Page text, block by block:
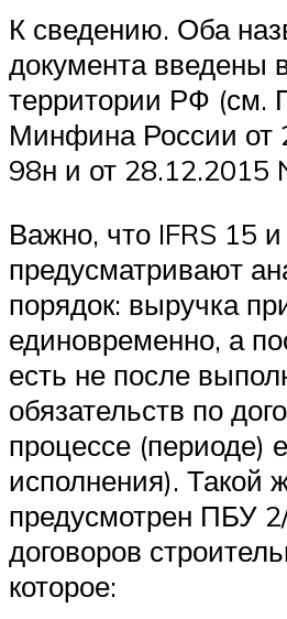
К сведению. Оба
документа введены
территории РФ (см.
Минфина России от
98н и от 28.12.2015
Важно, что IFRS 15
предусматривают
порядок: выручка
единовременно, а
есть не после
обязательств по
процессе (периоде)
исполнения). Такой
предусмотрен ПБУ
договоров
которое: